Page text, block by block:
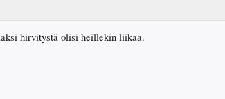
hirvitystä olisi heillekin liikaa.